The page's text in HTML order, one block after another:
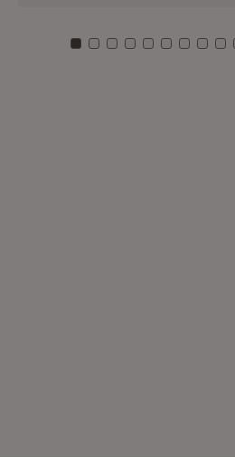
Zu Kachel: 0
Zu Kachel: 1
Zu Kachel: 2
Zu Kachel: 3
Zu Kachel:
ZuZuZu